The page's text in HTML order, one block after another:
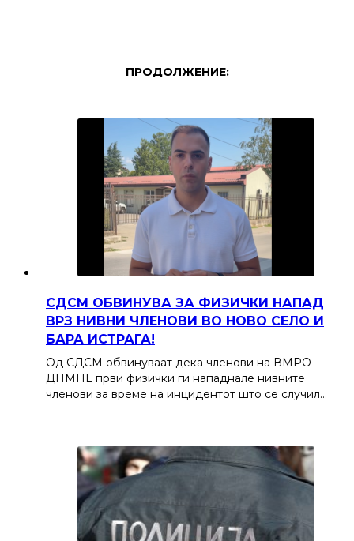
ПРОДОЛЖЕНИЕ:
СДСМ ОБВИНУВА ЗА ФИЗИЧКИ НАПАД
ВРЗ НИВНИ ЧЛЕНОВИ ВО НОВО СЕЛО И
БАРА ИСТРАГА!
Од СДСМ обвинуваат дека членови на ВМРО-
ДПМНЕ први физички ги нападнале нивните
членови за време на инцидентот што се случил…